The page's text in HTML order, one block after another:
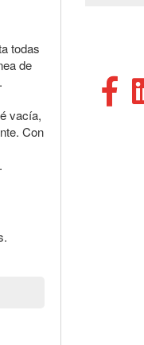
todas
de
vacía,
Con